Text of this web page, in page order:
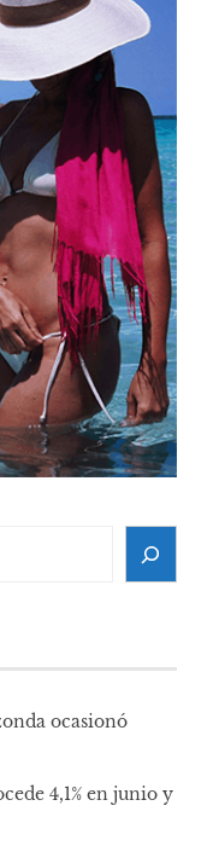
ocasionó
4,1% en junio y